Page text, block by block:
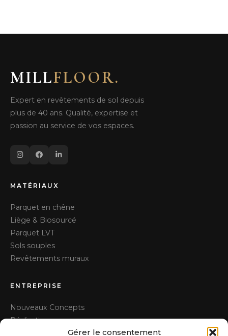
Gérer le consentement
MILLFLOOR.
Expert en revêtements de sol depuis
plus de 40 ans. Qualité, expertise et
passion au service de vos espaces.
MATÉRIAUX
Parquet en chêne
Liège & Biosourcé
Parquet LVT
Sols souples
Revêtements muraux
ENTREPRISE
Nouveaux Concepts
Réalisations